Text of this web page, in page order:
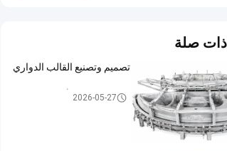
صلة
تصميم وتصنيع القالب الدواري
قوالب الألمنيوم الدورانية
2026-05-27